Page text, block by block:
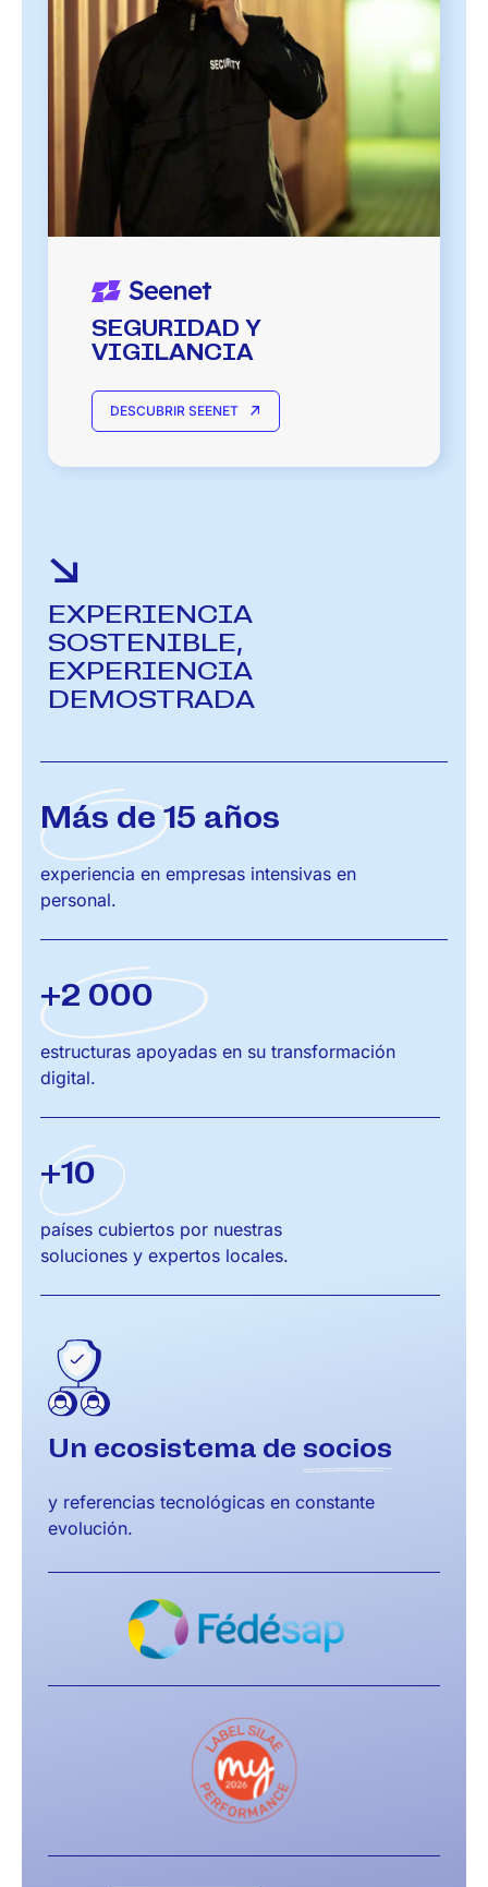
SEGURIDAD Y
VIGILANCIA
DESCUBRIR SEENET
EXPERIENCIA
SOSTENIBLE,
EXPERIENCIA
DEMOSTRADA
Más de 15 años
experiencia en empresas intensivas en
personal.
+2 000
estructuras apoyadas en su transformación
digital.
+10
países cubiertos por nuestras
soluciones y expertos locales.
Un ecosistema de socios
y referencias tecnológicas en constante
evolución.